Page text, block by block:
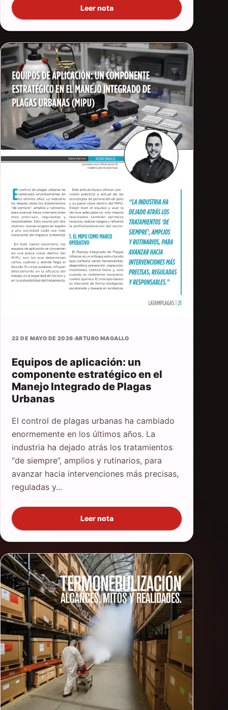
Leer nota
22 DE MAYO DE 2026·ARTURO MAGALLO
Equipos de aplicación: un
componente estratégico en el
Manejo Integrado de Plagas
Urbanas
El control de plagas urbanas ha cambiado
enormemente en los últimos años. La
industria ha dejado atrás los tratamientos
“de siempre”, amplios y rutinarios, para
avanzar hacia intervenciones más precisas,
reguladas y...
Leer nota